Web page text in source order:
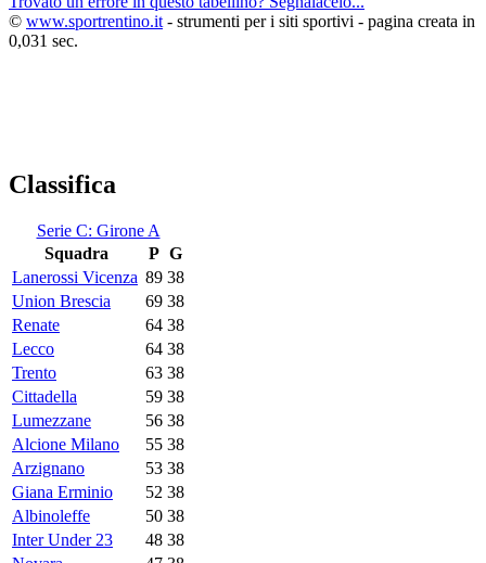
© www.sportrentino.it - strumenti per i siti sportivi - pagina creata in
0,031 sec.
Classifica
Serie C: Girone A
Squadra
P G
Lanerossi Vicenza 89 38
Union Brescia
69 38
Renate
64 38
Lecco
64 38
Trento
63 38
Cittadella
59 38
Lumezzane
56 38
Alcione Milano
55 38
Arzignano
53 38
Giana Erminio
52 38
Albinoleffe
50 38
Inter Under 23
48 38